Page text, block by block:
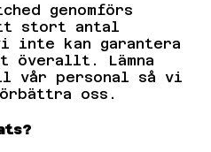
genomförs
stort antal
inte kan garantera
överallt. Lämna
vår personal så vi
oss.